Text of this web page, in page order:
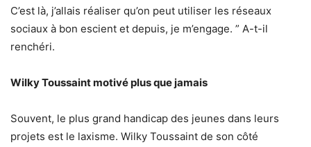
C’est là, j’allais réaliser qu’on peut utiliser les réseaux
sociaux à bon escient et depuis, je m’engage. ” A-t-il
renchéri.
Wilky Toussaint motivé plus que jamais
Souvent, le plus grand handicap des jeunes dans leurs
projets est le laxisme. Wilky Toussaint de son côté